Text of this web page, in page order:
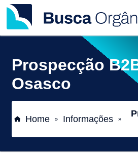
Prospecção
Osasco
Home » Informações »